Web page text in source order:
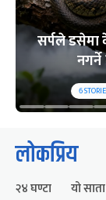
सर्पले डसेमा
नगर्ने
6
लोकप्रिय
२४ घण्टा यो साता